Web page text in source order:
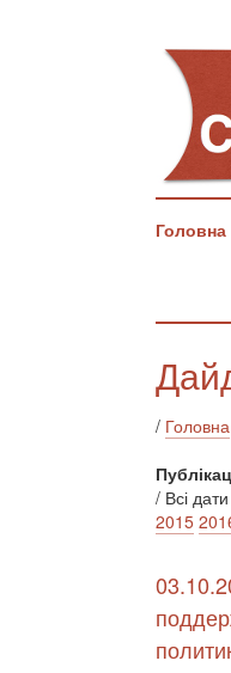
Головна
/ Головна
/ Всі дати
2015